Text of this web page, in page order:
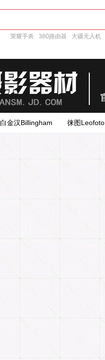
荣耀手表 360路由器 大疆无人机
白金汉Billingham 徕图Leofoto